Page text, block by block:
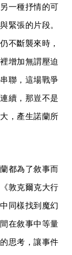
一種抒情的可
緊張的片段。
不斷襲來時，
增加無謂壓迫
聯，這場戰爭
續，那豈不是
，產生諾蘭所
都為了敘事而
敦克爾克大行
同樣找到魔幻
在敘事中等量
思考，讓事件